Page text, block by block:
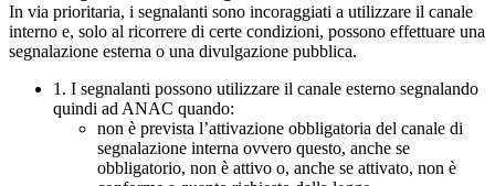
In via prioritaria, i segnalanti sono incoraggiati a utilizzare il canale
interno e, solo al ricorrere di certe condizioni, possono effettuare una
segnalazione esterna o una divulgazione pubblica.
1. I segnalanti possono utilizzare il canale esterno segnalando
quindi ad ANAC quando:
non è prevista l’attivazione obbligatoria del canale di
segnalazione interna ovvero questo, anche se
obbligatorio, non è attivo o, anche se attivato, non è